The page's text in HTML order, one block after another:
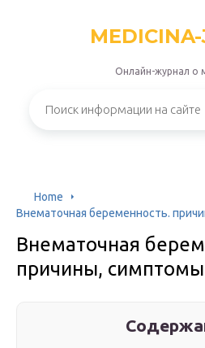
Онлайн-журнал о
Home
Внематочная беременность.
Внематочная
причины,